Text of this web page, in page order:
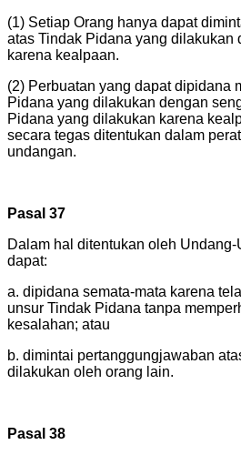
(1) Setiap Orang hanya dapat
atas Tindak Pidana yang dilakukan
karena kealpaan.
(2) Perbuatan yang dapat dipidana
Pidana yang dilakukan dengan
Pidana yang dilakukan karena
secara tegas ditentukan dalam
undangan.
Pasal 37
Dalam hal ditentukan oleh
dapat:
a. dipidana semata-mata karena
unsur Tindak Pidana tanpa
kesalahan; atau
b. dimintai pertanggungjawaban
dilakukan oleh orang lain.
Pasal 38